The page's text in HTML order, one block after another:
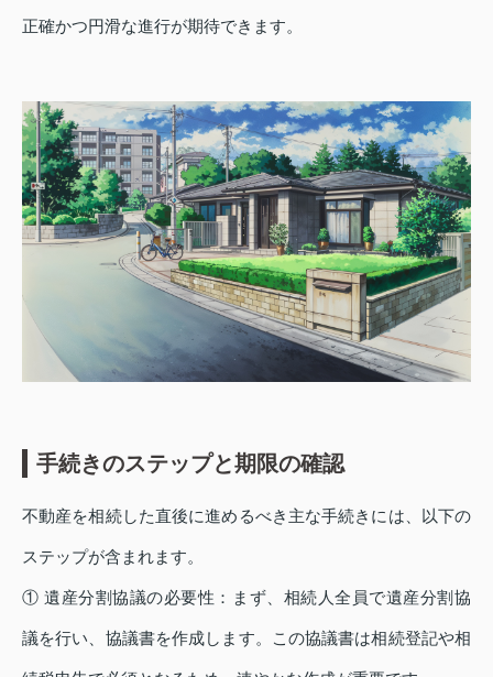
正確かつ円滑な進行が期待できます。
手続きのステップと期限の確認
不動産を相続した直後に進めるべき主な手続きには、以下の
ステップが含まれます。
① 遺産分割協議の必要性：まず、相続人全員で遺産分割協
議を行い、協議書を作成します。この協議書は相続登記や相